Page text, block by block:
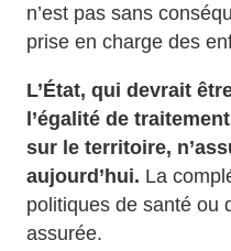
n’est pas sans
prise en charge des
L’État, qui devrait
l’égalité de
sur le territoire,
aujourd’hui. La
politiques de santé ou
assurée.